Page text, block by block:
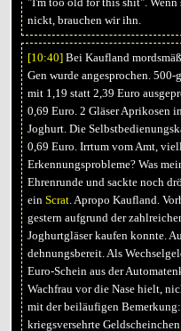
nickt, brauchen wir ihn.
[10:40]Bei Kaufland
Gen wurde angesprochen.
mit 1,19 statt 2,39 Euro
0,69 Euro. 2 Gläser Aprikosen
Joghurt. Die
0,69 Euro. Irrtum vom Amt,
Erkennungsprobleme? Was
Ehrenrunde und sackte noch
ein Scrat. Apropo Kaufland.
gestern aufgrund der
Joghurtgläser kaufen konnte.
dehnungsbereit. Als
Euro-Schein aus der
Wachfrau vor die Nase hielt,
mit der beiläufigen
kriegsversehrte